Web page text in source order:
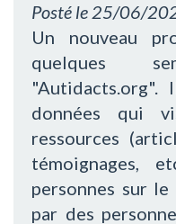
Posté le 25/06/
Un nouveau
quelques
données qui
ressources
témoignages,
personnes sur
par des